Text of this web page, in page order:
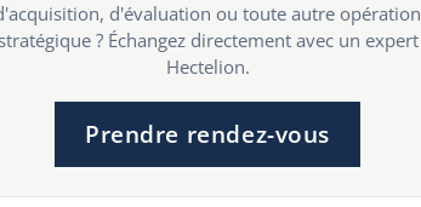
d'évaluation ou toute autre opération
? Échangez directement avec un expert
Hectelion.
Prendre rendez-vous